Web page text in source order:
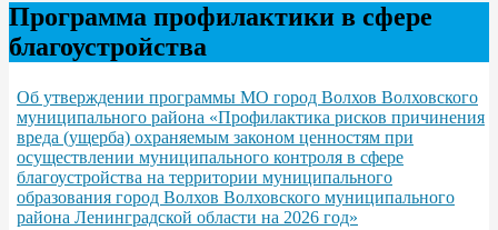
Программа профилактики в сфере
благоустройства
Об утверждении программы МО город Волхов Волховского
муниципального района «Профилактика рисков причинения
вреда (ущерба) охраняемым законом ценностям при
осуществлении муниципального контроля в сфере
благоустройства на территории муниципального
образования город Волхов Волховского муниципального
района Ленинградской области на 2026 год»